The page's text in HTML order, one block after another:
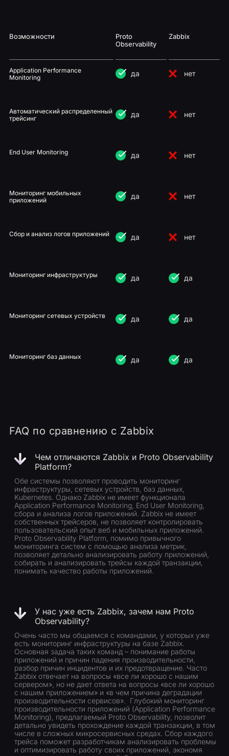
Возможности
Proto
Observability
Zabbix
Application Performance
Monitoring
да нет
Автоматический распределенный
трейсинг
да нет
End User Monitoring да нет
Мониторинг мобильных
приложений
да нет
Сбор и анализ логов приложений да нет
Мониторинг инфраструктуры да да
Мониторинг сетевых устройств да да
Мониторинг баз данных да да
FAQ по сравнению с Zabbix
Чем отличаются Zabbix и Proto Observability
Platform?
Обе системы позволяют проводить мониторинг
инфраструктуры, сетевых устройств, баз данных,
Kubernetes. Однако Zabbix не имеет функционала
Application Performance Monitoring, End User Monitoring,
сбора и анализа логов приложений. Zabbix не имеет
собственных трейсеров, не позволяет контролировать
пользовательский опыт веб и мобильных приложений.
Proto Observability Platform, помимо привычного
мониторинга систем с помощью анализа метрик,
позволяет детально анализировать работу приложений,
собирать и анализировать трейсы каждой транзакции,
понимать качество работы приложений.
У нас уже есть Zabbix, зачем нам Proto
Observability?
Очень часто мы общаемся с командами, у которых уже
есть мониторинг инфраструктуры на базе Zabbix.
Основная задача таких команд – понимание работы
приложений и причин падения производительности,
разбор причин инцидентов и их предотвращение. Часто
Zabbix отвечает на вопросы «все ли хорошо с нашим
сервером», но не дает ответа на вопросы «все ли хорошо
с нашим приложением» и «в чем причина деградации
производительности сервисов». Глубокий мониторинг
производительности приложений (Application Performance
Monitoring), предлагаемый Proto Observability, позволит
детально увидеть прохождение каждой транзакции, в том
числе в сложных микросервисных средах. Сбор каждого
трейса поможет разработчикам анализировать проблемы
и оптимизировать работу своих приложений, экономя